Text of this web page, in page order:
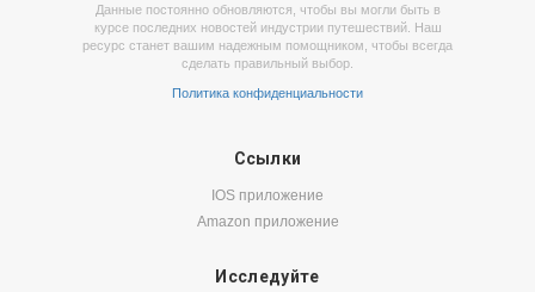
Данные постоянно обновляются, чтобы вы могли быть в
курсе последних новостей индустрии путешествий. Наш
ресурс станет вашим надежным помощником, чтобы всегда
сделать правильный выбор.
Политика конфиденциальности
Ссылки
IOS приложение
Amazon приложение
Исследуйте